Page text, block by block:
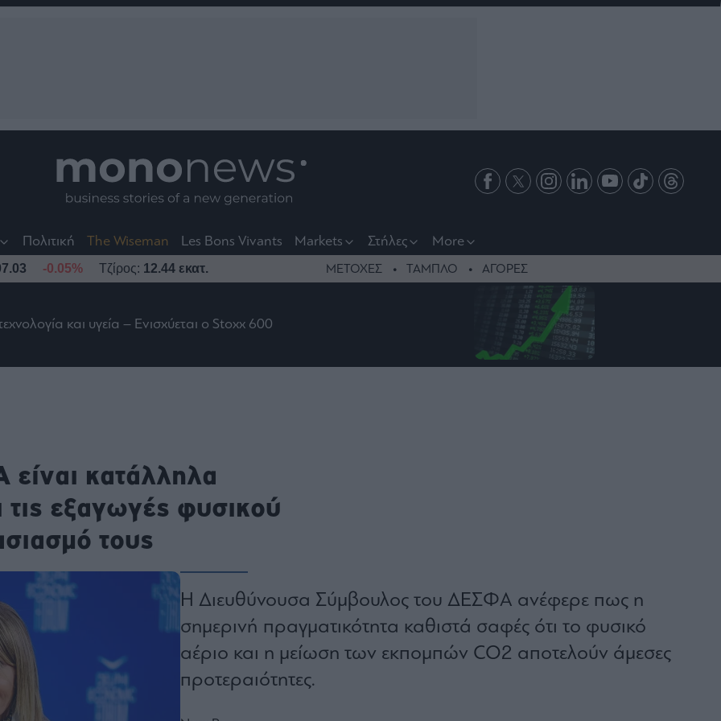
Πολιτική The Wiseman Les Bons Vivants Markets Στήλες More
is
-0.05% Τζίρος: 12.44 εκατ. ΜΕΤΟΧΕΣ ΤΑΜΠΛΟ ΑΓΟΡΕΣ
και υγεία – Ενισχύεται ο Stoxx 600
κατάλληλα
εξαγωγές φυσικού
τους
Η Διευθύνουσα Σύμβουλος του ΔΕΣΦΑ ανέφερε πως η
σημερινή πραγματικότητα καθιστά σαφές ότι το φυσικό
αέριο και η μείωση των εκπομπών CO2 αποτελούν άμεσες
προτεραιότητες.